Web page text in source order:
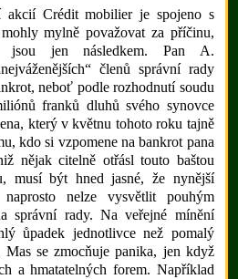
akcií Crédit mobilier je spojeno s
mylně považovat za příčinu,
jsou jen následkem. Pan A.
členů správní rady
neboť podle rozhodnutí soudu
franků dluhů svého synovce
který v květnu tohoto roku tajně
kdo si vzpomene na bankrot pana
nějak citelně otřásl touto baštou
musí být hned jasné, že nynější
nelze vysvětlit pouhým
správní rady. Na veřejné mínění
ůpadek jednotlivce než pomalý
Mas se zmocňuje panika, jen když
a hmatatelných forem. Například